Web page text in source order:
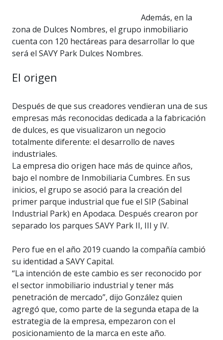
Además, en la
zona de Dulces Nombres, el grupo inmobiliario
cuenta con 120 hectáreas para desarrollar lo que
será el SAVY Park Dulces Nombres.
El origen
Después de que sus creadores vendieran una de sus
empresas más reconocidas dedicada a la fabricación
de dulces, es que visualizaron un negocio
totalmente diferente: el desarrollo de naves
industriales.
La empresa dio origen hace más de quince años,
bajo el nombre de Inmobiliaria Cumbres. En sus
inicios, el grupo se asoció para la creación del
primer parque industrial que fue el SIP (Sabinal
Industrial Park) en Apodaca. Después crearon por
separado los parques SAVY Park II, III y IV.
Pero fue en el año 2019 cuando la compañía cambió
su identidad a SAVY Capital.
“La intención de este cambio es ser reconocido por
el sector inmobiliario industrial y tener más
penetración de mercado”, dijo González quien
agregó que, como parte de la segunda etapa de la
estrategia de la empresa, empezaron con el
posicionamiento de la marca en este año.